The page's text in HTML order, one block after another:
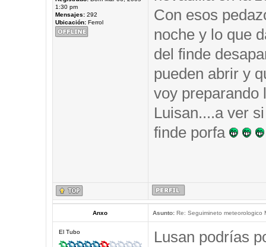
1:30 pm
Mensajes:292
Ubicación:Ferrol
Con esos
noche y lo que
del finde
pueden abrir y
voy
Luisan....a ver
finde porfa
Anxo Asunto:Re: Seguimineto meteorologico
El Tubo
Lusan podrías